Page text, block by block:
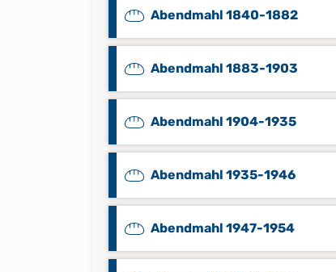
Abendmahl 1840-1882
Abendmahl 1883-1903
Abendmahl 1904-1935
Abendmahl 1935-1946
Abendmahl 1947-1954